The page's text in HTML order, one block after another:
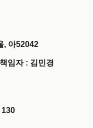
, 아52042
임자 : 김민경
130